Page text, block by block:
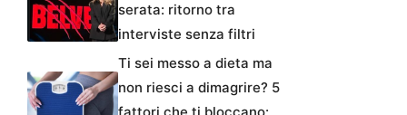
serata: ritorno tra
interviste senza filtri
Ti sei messo a dieta ma
non riesci a dimagrire? 5